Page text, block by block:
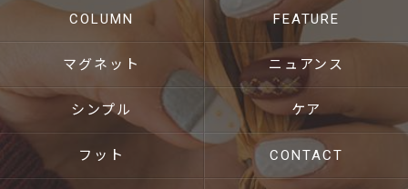
COLUMN FEATURE
マグネット ニュアンス
シンプル ケア
フット CONTACT